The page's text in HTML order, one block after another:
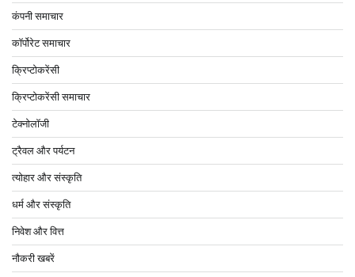
कंपनी समाचार
कॉर्पोरेट समाचार
क्रिप्टोकरेंसी
क्रिप्टोकरेंसी समाचार
टेक्नोलॉजी
ट्रैवल और पर्यटन
त्योहार और संस्कृति
धर्म और संस्कृति
निवेश और वित्त
नौकरी खबरें